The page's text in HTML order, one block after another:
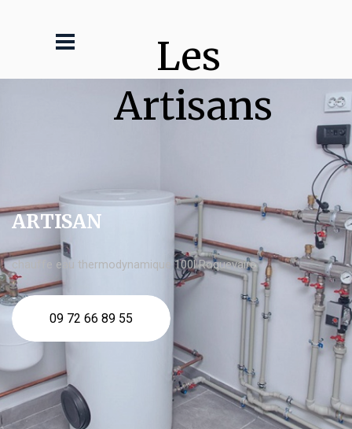
Les
Artisans
ARTISAN
chauffe eau thermodynamique 100l Roquevaire
09 72 66 89 55